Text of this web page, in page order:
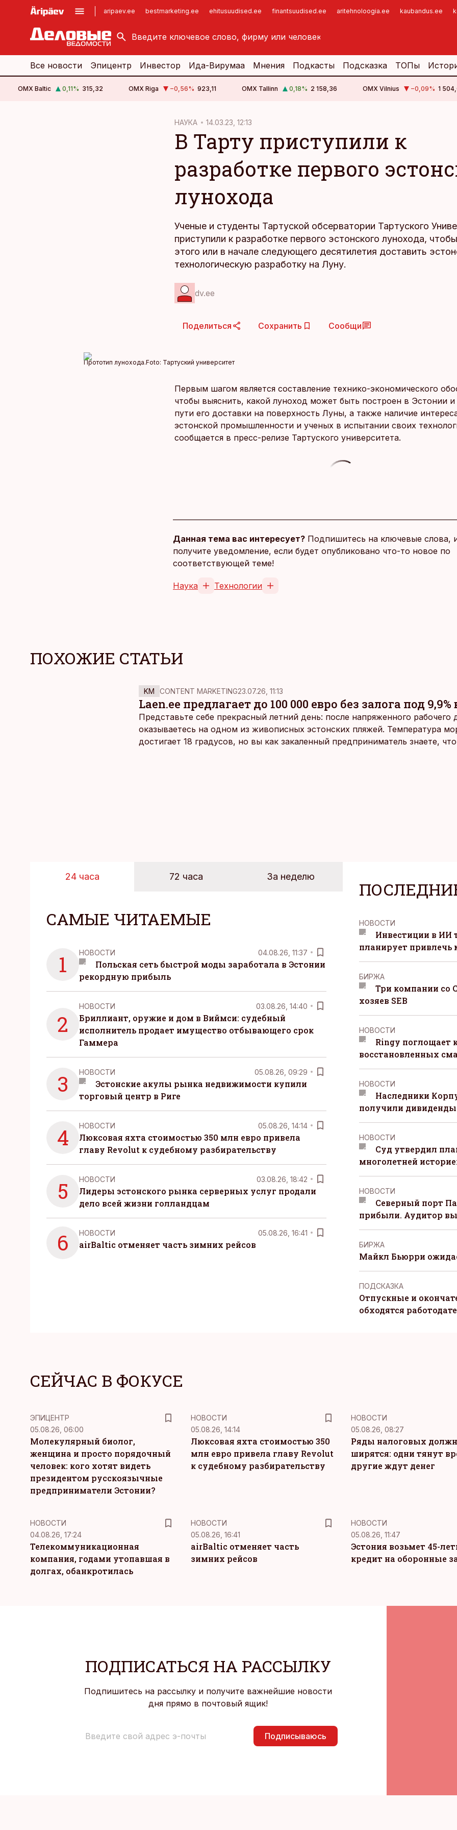
aripaev.ee bestmarketing.ee ehitusuudised.ee finantsuudised.ee aritehnoloogia.ee kaubandus.ee
kinnisvarauudised.ee
logistikauudised.ee
imelineajalugu.ee
Все новости Эпицентр Инвестор Ида-Вирумаа Мнения Подкасты Подсказка ТОПы
OMX Baltic 0,11% 315,32 OMX Riga −0,56% 923,11 OMX Tallinn 0,18% 2 158,36 OMX Vilnius −0,09% 1
НАУКА 14.03.23, 12:13
В Тарту приступили к
разработке первого
лунохода
Ученые и студенты Тартуской обсерватории Тартуского
приступили к разработке первого эстонского лунохода,
этого или в начале следующего десятилетия доставить
технологическую разработку на Луну.
dv.ee
Поделиться Сохранить Сообщи
Прототип лунохода.Foto: Тартуский университет
Первым шагом является составление технико-экономического
чтобы выяснить, какой луноход может быть построен в Эстонии и
пути его доставки на поверхность Луны, а также наличие
эстонской промышленности и ученых в испытании своих
сообщается в пресс-релизе Тартуского университета.
Данная тема вас интересует? Подпишитесь на ключевые слова,
получите уведомление, если будет опубликовано что-то новое по
соответствующей теме!
Наука Технологии
ПОХОЖИЕ СТАТЬИ
KM CONTENT MARKETING23.07.26, 11:13
Laen.ee предлагает до 100 000 евро без залога под 9,9%
Представьте себе прекрасный летний день: после напряженного рабочего
оказываетесь на одном из живописных эстонских пляжей. Температура
достигает 18 градусов, но вы как закаленный предприниматель знаете,
24 часа 72 часа За неделю
САМЫЕ ЧИТАЕМЫЕ
1 НОВОСТИ 04.08.26, 11:37
Польская сеть быстрой моды заработала в Эстонии
рекордную прибыль
2
НОВОСТИ 03.08.26, 14:40
Бриллиант, оружие и дом в Виймси: судебный
исполнитель продает имущество отбывающего срок
Гаммера
3 НОВОСТИ 05.08.26, 09:29
Эстонские акулы рынка недвижимости купили
торговый центр в Риге
4 НОВОСТИ 05.08.26, 14:14
Люксовая яхта стоимостью 350 млн евро привела
главу Revolut к судебному разбирательству
5 НОВОСТИ 03.08.26, 18:42
Лидеры эстонского рынка серверных услуг продали
дело всей жизни голландцам
6 НОВОСТИ 05.08.26, 16:41
airBaltic отменяет часть зимних рейсов
НОВОСТИ
Инвестиции в ИИ
планирует
БИРЖА
Три компании со
хозяев SEB
НОВОСТИ
Ringy поглощает
восстановленных
НОВОСТИ
Наследники
получили
НОВОСТИ
Суд утвердил
многолетней
НОВОСТИ
Северный порт
прибыли. Аудитор
БИРЖА
Майкл Бьюрри
ПОДСКАЗКА
Отпускные и
обходятся
СЕЙЧАС В ФОКУСЕ
ЭПИЦЕНТР
05.08.26, 06:00
Молекулярный биолог,
женщина и просто порядочный
человек: кого хотят видеть
президентом русскоязычные
предприниматели Эстонии?
НОВОСТИ
05.08.26, 14:14
Люксовая яхта стоимостью 350
млн евро привела главу Revolut
к судебному разбирательству
НОВОСТИ
05.08.26, 08:27
Ряды налоговых
ширятся: одни тянут
другие ждут денег
НОВОСТИ
04.08.26, 17:24
Телекоммуникационная
компания, годами утопавшая в
долгах, обанкротилась
НОВОСТИ
05.08.26, 16:41
airBaltic отменяет часть
зимних рейсов
НОВОСТИ
05.08.26, 11:47
Эстония возьмет 45-
кредит на оборонные
ПОДПИСАТЬСЯ НА РАССЫЛКУ
Подпишитесь на рассылку и получите важнейшие новости
дня прямо в почтовый ящик!
Подписываюсь